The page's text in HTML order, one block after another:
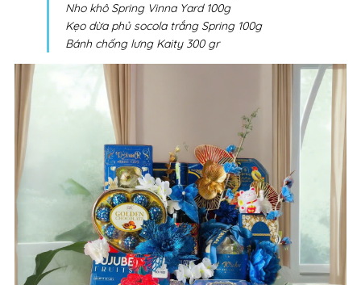
Nho khô Spring Vinna Yard 100g
Kẹo dừa phủ socola trắng Spring 100g
Bánh chống lưng Kaity 300 gr